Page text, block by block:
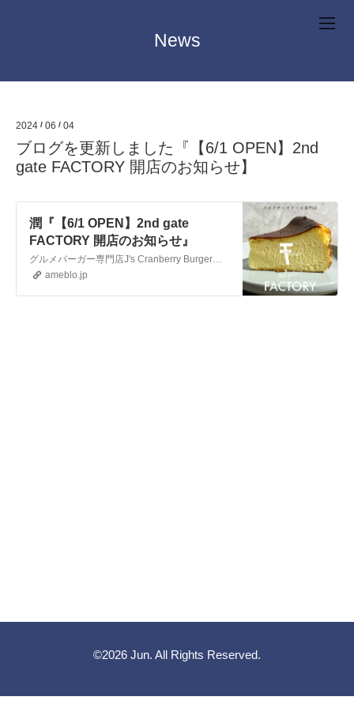
News
2024 / 06 / 04
ブログを更新しました『【6/1 OPEN】2nd
gate FACTORY 開店のお知らせ】
潤『【6/1 OPEN】2nd gate
FACTORY 開店のお知らせ』
グルメバーガー専門店J's Cranberry Burgerを運営している株式会社2nd gate FACTORYから同店で人気のスイーツの専門店2nd ga…
ameblo.jp
©2026 Jun. All Rights Reserved.